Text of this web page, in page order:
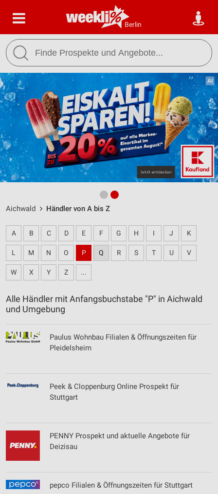
Berlin
Aichwald Händler von A bis Z
A B C D E F G H I J K
L M N O P Q R S T U V
W X Y Z ...
Alle Händler mit Anfangsbuchstabe "P" in Aichwald
und Umgebung
Paulus Wohnbau Filialen & Öffnungszeiten für
Pleidelsheim
Peek & Cloppenburg Online Prospekt für
Stuttgart
PENNY Prospekt und aktuelle Angebote für
Deizisau
pepco Filialen & Öffnungszeiten für Stuttgart